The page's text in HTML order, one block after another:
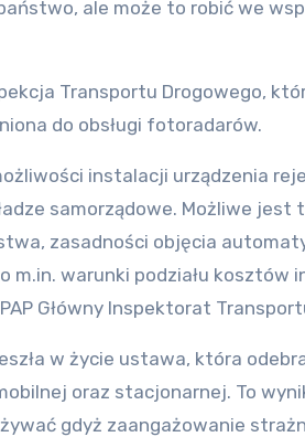
ale może to robić we
Transportu Drogowego,
do obsługi fotoradarów.
instalacji urządzenia
samorządowe. Możliwe
zasadności objęcia
m.in. warunki podziału kosztów
Główny Inspektorat
w życie ustawa, która
oraz stacjonarnej. To
gdyż zaangażowanie